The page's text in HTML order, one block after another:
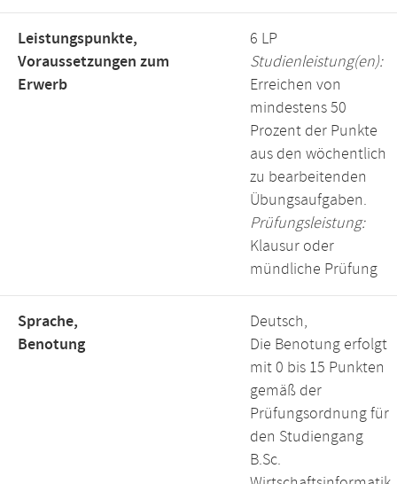
Leistungspunkte,
Voraussetzungen zum
Erwerb
6 LP
Studienleistung(en):
Erreichen von
mindestens 50
Prozent der Punkte
aus den wöchentlich
zu bearbeitenden
Übungsaufgaben.
Prüfungsleistung:
Klausur oder
mündliche Prüfung
Sprache,
Benotung
Deutsch,
Die Benotung erfolgt
mit 0 bis 15 Punkten
gemäß der
Prüfungsordnung für
den Studiengang
B.Sc.